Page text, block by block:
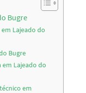
Bugre
Lajeado do
Bugre
em Lajeado do
em